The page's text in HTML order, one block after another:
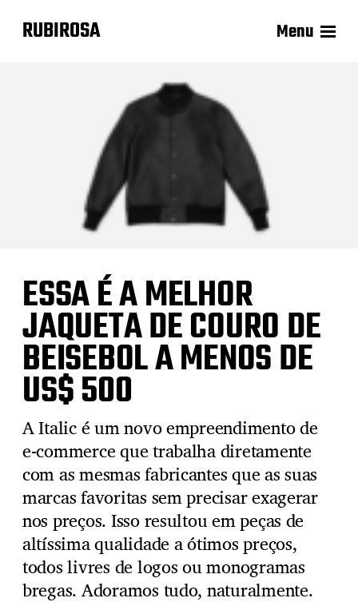
RUBIROSA Menu
ESSA É A MELHOR
JAQUETA DE COURO DE
BEISEBOL A MENOS DE
US$ 500
A Italic é um novo empreendimento de
e-commerce que trabalha diretamente
com as mesmas fabricantes que as suas
marcas favoritas sem precisar exagerar
nos preços. Isso resultou em peças de
altíssima qualidade a ótimos preços,
todos livres de logos ou monogramas
bregas. Adoramos tudo, naturalmente.